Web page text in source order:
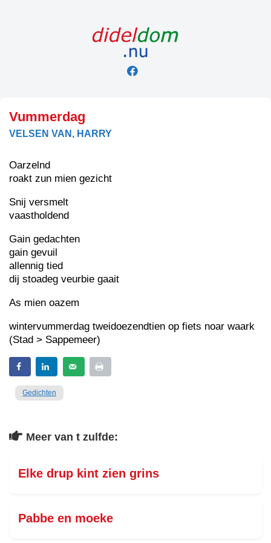
Vummerdag
VELSEN VAN, HARRY
Oarzelnd
roakt zun mien gezicht
Snij versmelt
vaastholdend
Gain gedachten
gain gevuil
allennig tied
dij stoadeg veurbie gaait
As mien oazem
wintervummerdag tweidoezendtien op fiets noar waark
(Stad > Sappemeer)
Gedichten
Meer van t zulfde:
Elke drup kint zien grins
Pabbe en moeke